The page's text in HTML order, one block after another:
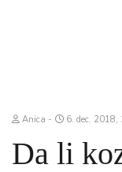
Anica 6. dec. 2018,
Da li